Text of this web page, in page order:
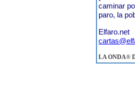
caminar
paro, la
Elfaro.net
LA ONDA®